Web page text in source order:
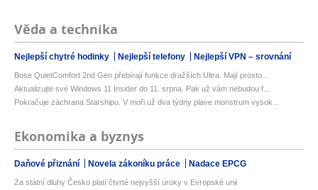
Věda a technika
Nejlepší chytré hodinky Nejlepší telefony Nejlepší VPN – srovnání
Bose QuietComfort 2nd Gen přebírají funkce dražších Ultra. Mají prosto...
Aktualizujte své Windows 11 Insider do 11. srpna. Pak už vám nebudou f...
Pokračuje záchrana Starshipu. V moři už dva týdny plave monstrum vysok...
Ekonomika a byznys
Daňové přiznání Novela zákoníku práce Nadace EPCG
Za státní dluhy Česko platí čtvrté nejvyšší úroky v Evropské unii